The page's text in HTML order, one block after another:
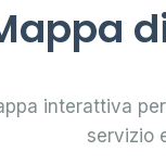
interattiva
servizio